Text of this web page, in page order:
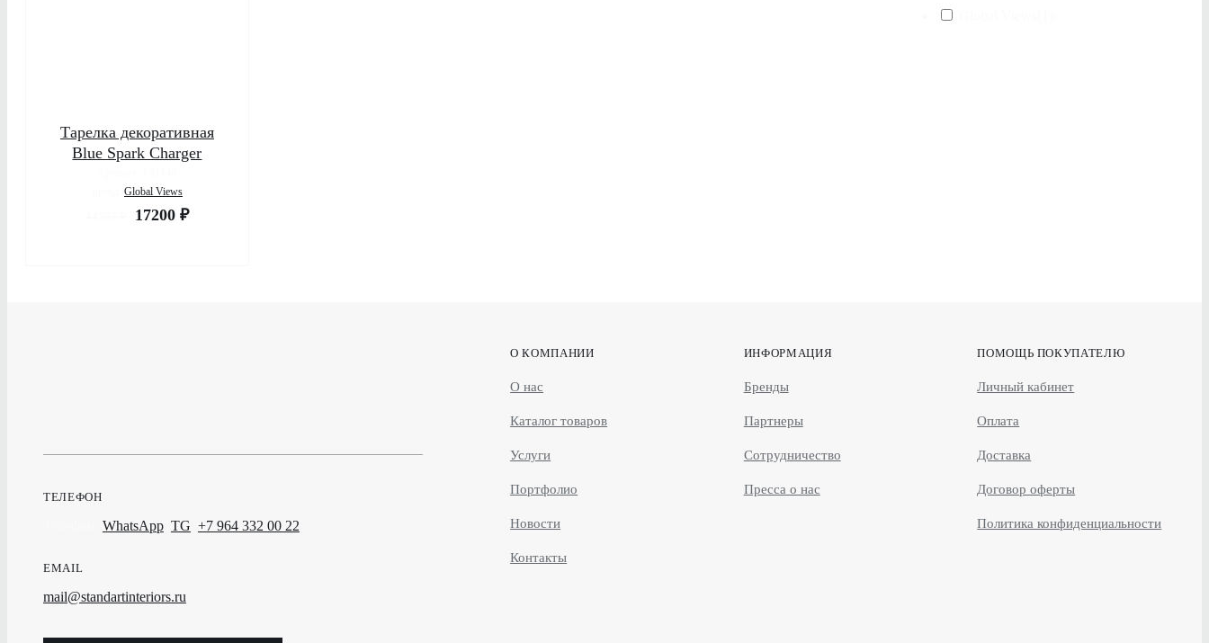
Тарелка декоративная
Blue Spark Charger
Global Views
17200 ₽
ТЕЛЕФОН
WhatsApp, TG +7 964 332 00 22
EMAIL
mail@standartinteriors.ru
О КОМПАНИИ
О нас
Каталог товаров
Услуги
Портфолио
Новости
Контакты
ИНФОРМАЦИЯ
Бренды
Партнеры
Сотрудничество
Пресса о нас
ПОМОЩЬ ПОКУПАТЕЛЮ
Личный кабинет
Оплата
Доставка
Договор оферты
Политика конфиденциальности